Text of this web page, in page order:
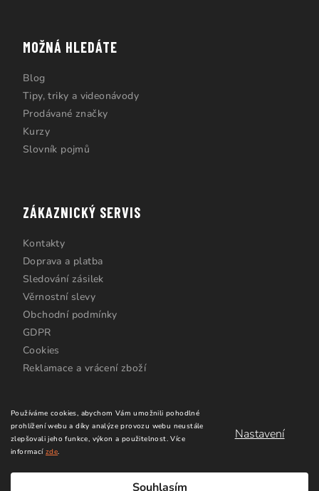
Používáme cookies, abychom Vám umožnili pohodlné
prohlížení webu a díky analýze provozu webu neustále
zlepšovali jeho funkce, výkon a použitelnost.Více
informacízde.
Nastavení
Souhlasím
MOŽNÁ HLEDÁTE
Blog
Tipy, triky a videonávody
Prodávané značky
Kurzy
Slovník pojmů
ZÁKAZNICKÝ SERVIS
Kontakty
Doprava a platba
Sledování zásilek
Věrnostní slevy
Obchodní podmínky
GDPR
Cookies
Reklamace a vrácení zboží
vyhrazena.Upravit nastavení cookies